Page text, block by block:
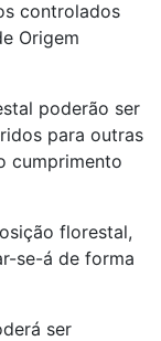
controlados
Origem
poderão ser
para outras
cumprimento
florestal,
se-á de forma
ser